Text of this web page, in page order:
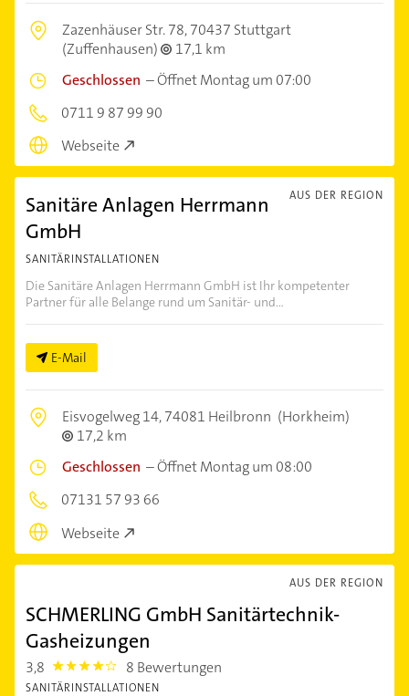
Zazenhäuser Str. 78,70437 Stuttgart
(Zuffenhausen)
17,1 km
Geschlossen –Öffnet Montag um 07:00
0711 9 87 99 90
Webseite
AUS DER REGION
Sanitäre Anlagen Herrmann
GmbH
SANITÄRINSTALLATIONEN
Die Sanitäre Anlagen Herrmann GmbH ist Ihr kompetenter
Partner für alle Belange rund um Sanitär- und...
E-Mail
Eisvogelweg 14,74081 Heilbronn (Horkheim)
17,2 km
Geschlossen –Öffnet Montag um 08:00
07131 57 93 66
Webseite
AUS DER REGION
SCHMERLING GmbH Sanitärtechnik-
Gasheizungen
3,8 3.8 8 Bewertungen
SANITÄRINSTALLATIONEN